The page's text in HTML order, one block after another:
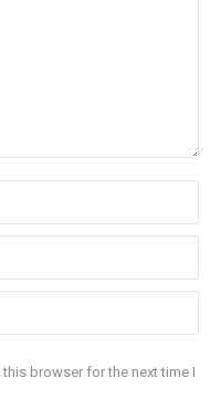
browser for the next time I